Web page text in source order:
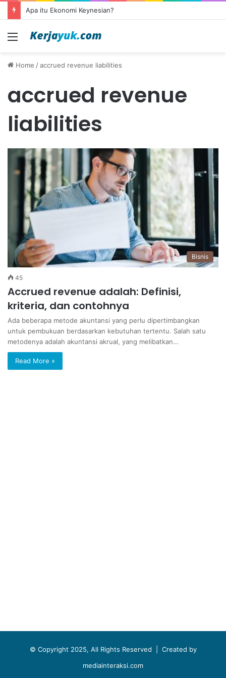
Apa itu Ekonomi Keynesian?
Menu
Home /accrued revenue liabilities
accrued revenue
liabilities
Bisnis
45
Accrued revenue adalah: Definisi,
kriteria, dan contohnya
Ada beberapa metode akuntansi yang perlu dipertimbangkan
untuk pembukuan berdasarkan kebutuhan tertentu. Salah satu
metodenya adalah akuntansi akrual, yang melibatkan…
Read More »
© Copyright 2025, All Rights Reserved | Created by
mediainteraksi.com